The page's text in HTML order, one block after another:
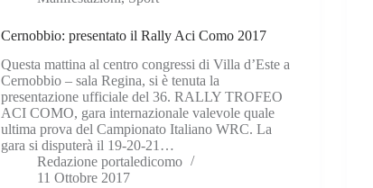
Cernobbio: presentato il Rally Aci Como 2017
Questa mattina al centro congressi di Villa d’Este a
Cernobbio – sala Regina, si è tenuta la
presentazione ufficiale del 36. RALLY TROFEO
ACI COMO, gara internazionale valevole quale
ultima prova del Campionato Italiano WRC. La
gara si disputerà il 19-20-21…
Redazione portaledicomo
11 Ottobre 2017